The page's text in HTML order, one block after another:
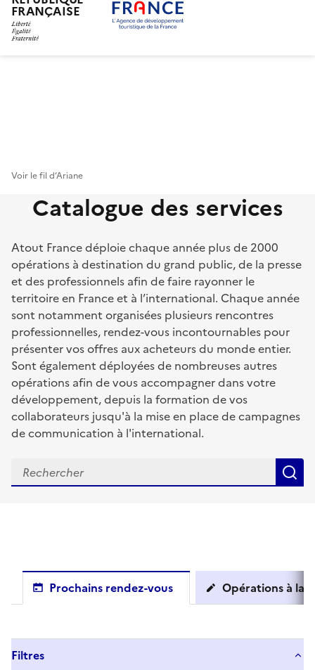
FRANÇAISE
Voir le fil d’Ariane
Catalogue des services
Atout France déploie chaque année plus de 2000
opérations à destination du grand public, de la presse
et des professionnels afin de faire rayonner le
territoire en France et à l’international. Chaque année
sont notamment organisées plusieurs rencontres
professionnelles, rendez-vous incontournables pour
présenter vos offres aux acheteurs du monde entier.
Sont également déployées de nombreuses autres
opérations afin de vous accompagner dans votre
développement, depuis la formation de vos
collaborateurs jusqu'à la mise en place de campagnes
de communication à l'international.
Prochains rendez-vous Opérations à la
Filtres